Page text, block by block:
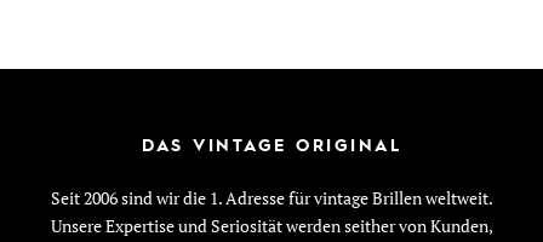
DAS VINTAGE ORIGINAL
Seit 2006 sind wir die 1. Adresse für vintage Brillen weltweit.
Unsere Expertise und Seriosität werden seither von Kunden,